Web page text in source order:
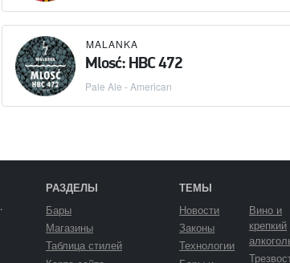
MALANKA
Mlosć: HBC 472
Pale Ale - American
.
РАЗДЕЛЫ
Бары
Магазины
Таблица стилей
ТЕМЫ
Новости
Законы
Технологии
Вино и
крепкий